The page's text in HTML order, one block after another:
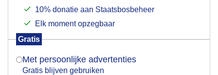
10% donatie aan Staatsbosbeheer
Elk moment opzegbaar
Gratis
Met persoonlijke advertenties
Gratis blijven gebruiken
verschijnt er zo een pop-up uit je browser waarin
Is goed, toon de popup